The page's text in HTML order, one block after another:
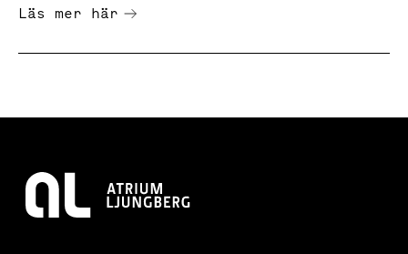
Läs mer här